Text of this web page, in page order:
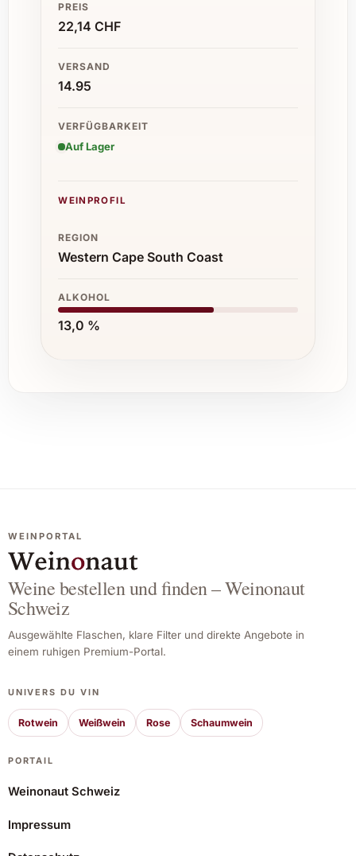
PREIS
22,14 CHF
VERSAND
14.95
VERFÜGBARKEIT
Auf Lager
WEINPROFIL
REGION
Western Cape South Coast
ALKOHOL
13,0 %
WEINPORTAL
Weine bestellen und finden – Weinonaut
Schweiz
Ausgewählte Flaschen, klare Filter und direkte Angebote in
einem ruhigen Premium-Portal.
UNIVERS DU VIN
Rotwein Weißwein Rose Schaumwein
PORTAIL
Weinonaut Schweiz
Impressum